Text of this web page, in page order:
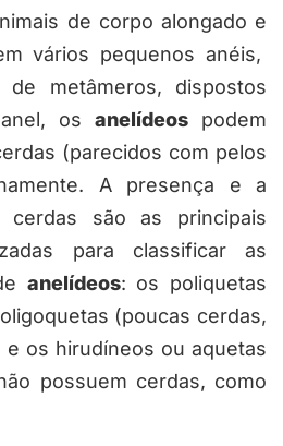
de corpo alongado e
vários pequenos anéis,
de metâmeros, dispostos
os anelídeospodem
(parecidos com pelos
A presença e a
cerdas são as principais
para classificar as
anelídeos: os poliquetas
(poucas cerdas,
e os hirudíneos ou aquetas
possuem cerdas, como